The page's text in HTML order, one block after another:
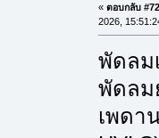
« ตอบกลับ
2026,
พัดล
พัดลม
เพดา